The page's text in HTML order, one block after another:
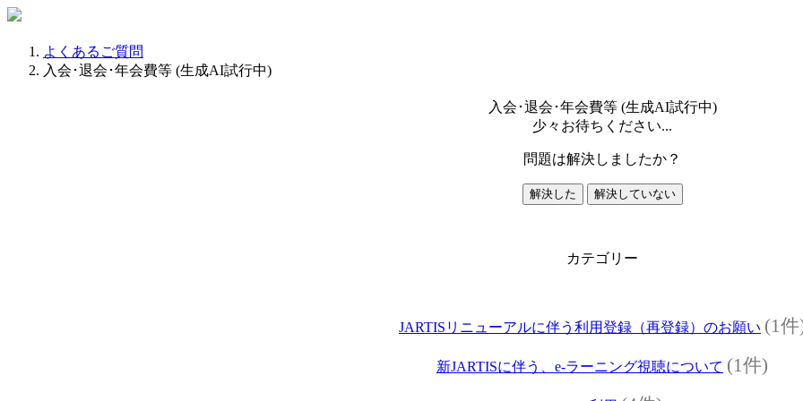
よくあるご質問
入会･退会･年会費等 (生成AI試行中)
入会･退会･年会費等 (生成AI試行中)
少々お待ちください...
問題は解決しましたか？
解決した 解決していない
カテゴリー
JARTISリニューアルに伴う利用登録（再登録）のお願い (1
新JARTISに伴う、e-ラーニング視聴について (1件)